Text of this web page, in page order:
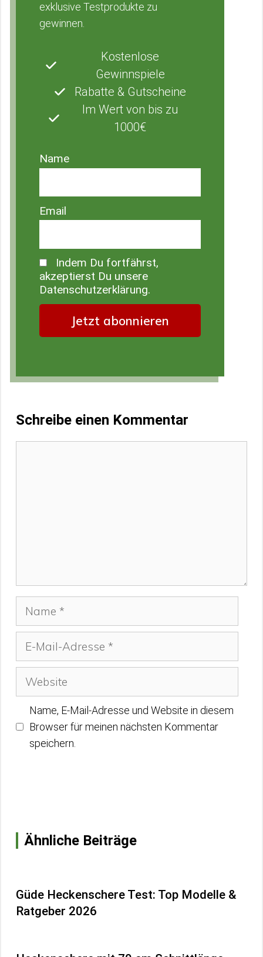
exklusive Testprodukte zu
gewinnen.
Kostenlose
Gewinnspiele
Rabatte & Gutscheine
Im Wert von bis zu
1000€
Name
Email
Indem Du fortfährst,
akzeptierst Du unsere
Datenschutzerklärung.
Schreibe einen Kommentar
Adresse
Name, E-Mail-Adresse und Website in diesem
Browser für meinen nächsten Kommentar
speichern.
Ähnliche Beiträge
Güde Heckenschere Test: Top Modelle &
Ratgeber 2026